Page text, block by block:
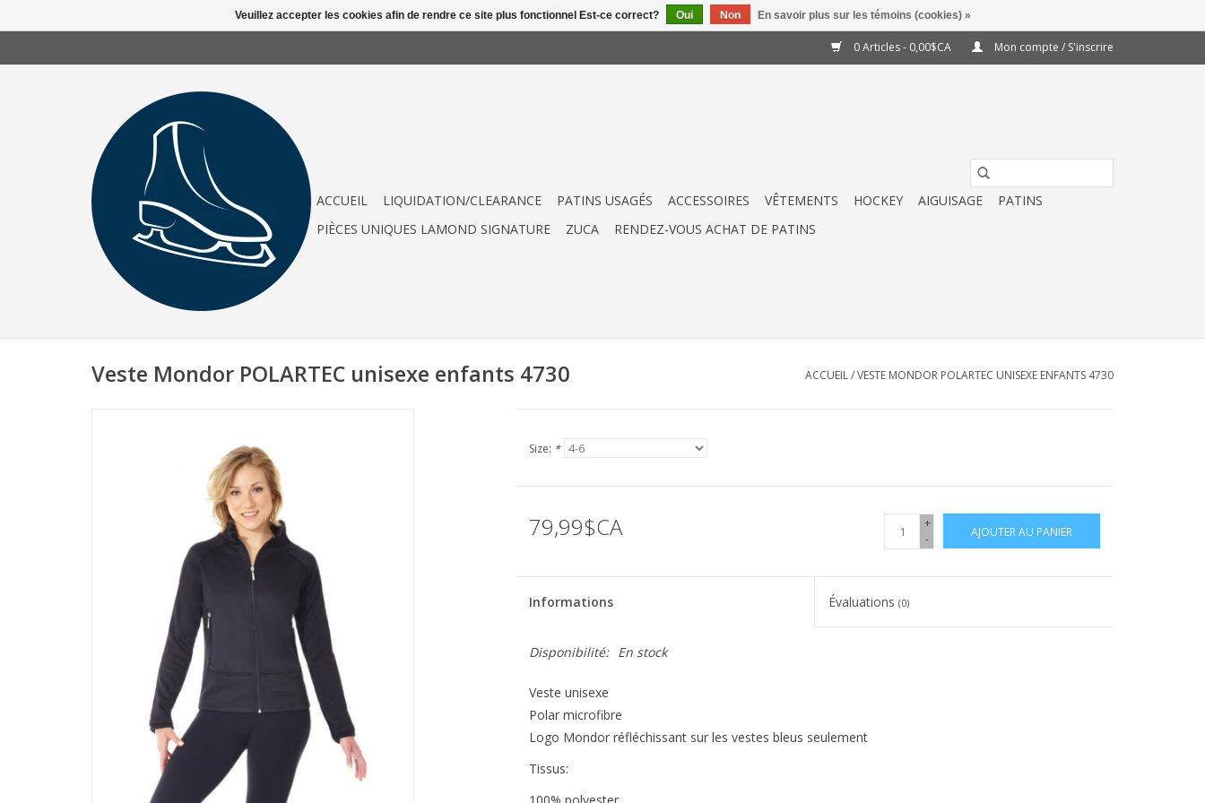
0 Articles - 0,00$CA Mon compte / S'inscrire
ACCUEIL LIQUIDATION/CLEARANCE PATINS USAGÉS ACCESSOIRES VÊTEMENTS HOCKEY AIGUISAGE
PATINS
PIÈCES UNIQUES LAMOND SIGNATURE
ZUCA RENDEZ-VOUS ACHAT DE PATINS
Veste Mondor POLARTEC unisexe enfants 4730 ACCUEIL/VESTE MONDOR POLARTEC UNISEXE ENFANTS 4730
Size: *
79,99$CA
+
-
AJOUTER AU PANIER
Informations Évaluations(0)
Disponibilité: En stock
Veste unisexe
Polar microfibre
Logo Mondor réfléchissant sur les vestes bleus seulement
Tissus:
Veuillez accepter les cookies afin de rendre ce site plus fonctionnel Est-ce correct? Oui Non En savoir plus sur les témoins (cookies) »